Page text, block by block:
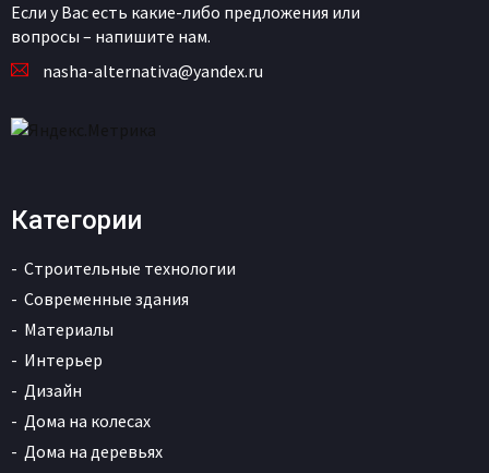
Если у Вас есть какие-либо предложения или
вопросы – напишите нам.
nasha-alternativa@yandex.ru
Категории
Строительные технологии
Современные здания
Материалы
Интерьер
Дизайн
Дома на колесах
Дома на деревьях